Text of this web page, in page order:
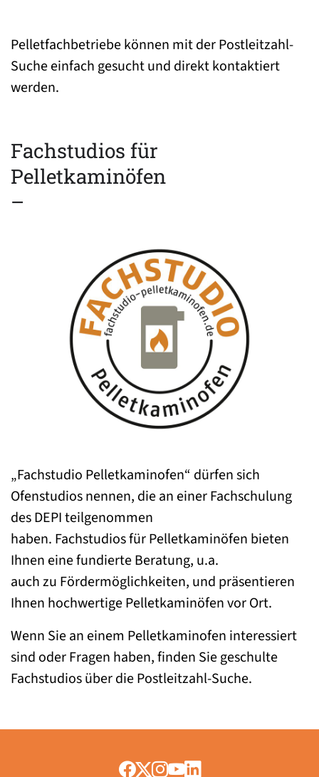
Pelletfachbetriebe können mit der Postleitzahl-
Suche einfach gesucht und direkt kontaktiert
werden.
Fachstudios für
Pelletkaminöfen
–
„Fachstudio Pelletkaminofen“ dürfen sich
Ofenstudios nennen, die an einer Fachschulung
des DEPI teilgenommen
haben. Fachstudios für Pelletkaminöfen bieten
Ihnen eine fundierte Beratung, u.a.
auch zu Fördermöglichkeiten, und präsentieren
Ihnen hochwertige Pelletkaminöfen vor Ort.
Wenn Sie an einem Pelletkaminofen interessiert
sind oder Fragen haben, finden Sie geschulte
Fachstudios über die Postleitzahl-Suche.